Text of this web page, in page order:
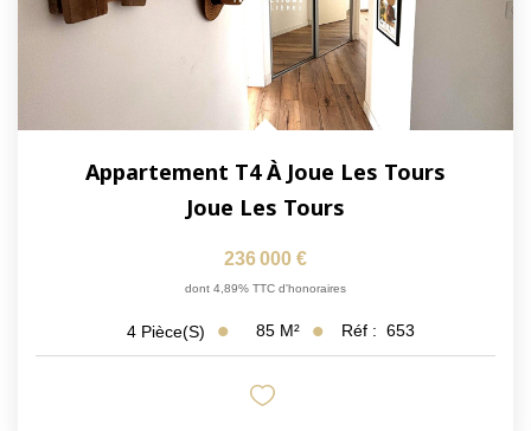
Appartement T4 À Joue Les Tours
Joue Les Tours
236 000 €
dont 4,89% TTC d'honoraires
4 Pièce(s) 85 M² Réf : 653